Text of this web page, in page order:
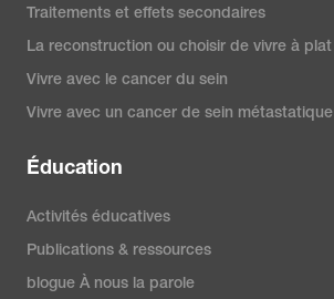
Traitements et effets secondaires
La reconstruction ou choisir de vivre à plat
Vivre avec le cancer du sein
Vivre avec un cancer de sein métastatique
Éducation
Activités éducatives
Publications & ressources
blogue À nous la parole